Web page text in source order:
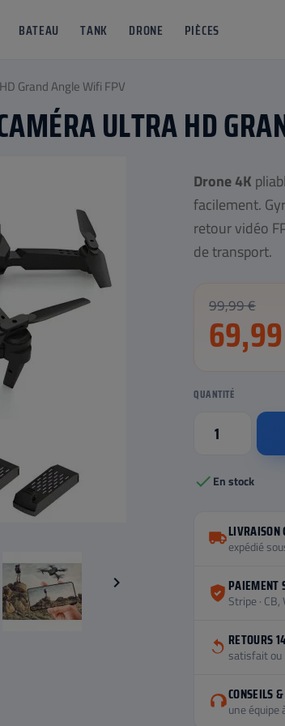
BATEAU TANK DRONE PIÈCES
Grand Angle Wifi FPV
ULTRA HD

Drone 4K
facilement.
retour vidéo
de transport.
99,99 €
QUANTITÉ
En stock
LIVRAISON
expédié
PAIEMENT
Stripe ·
RETOURS
satisfait ou
CONSEILS
une équipe